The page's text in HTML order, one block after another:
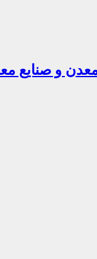
و صنایع